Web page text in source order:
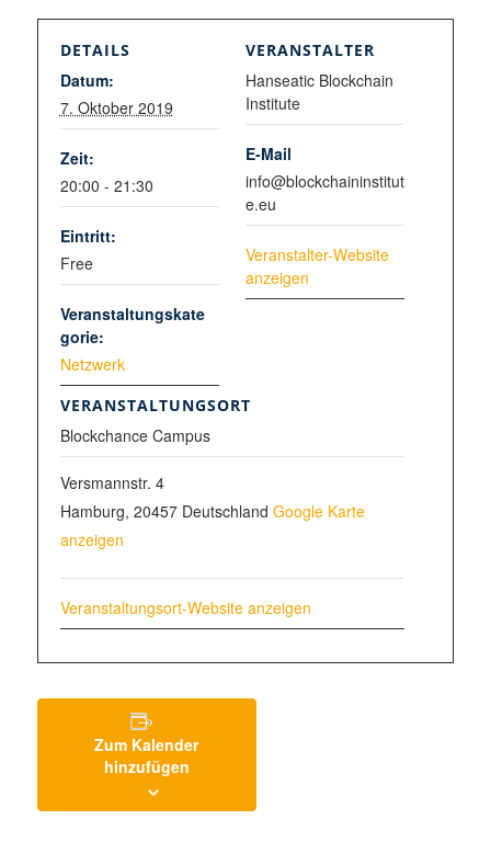
DETAILS
Datum:
7. Oktober 2019
Zeit:
20:00 - 21:30
Eintritt:
Free
Veranstaltungskate
gorie:
Netzwerk
VERANSTALTUNGSORT
Blockchance Campus
Versmannstr. 4
Hamburg, 20457 Deutschland Google Karte
anzeigen
Veranstaltungsort-Website anzeigen
VERANSTALTER
Hanseatic Blockchain
Institute
E-Mail
info@blockchaininstitut
e.eu
Veranstalter-Website
anzeigen
Zum Kalender
hinzufügen